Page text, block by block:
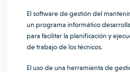
El software de gestión del
un programa informático
para facilitar la planificación y
de trabajo de los técnicos.
El uso de una herramienta de